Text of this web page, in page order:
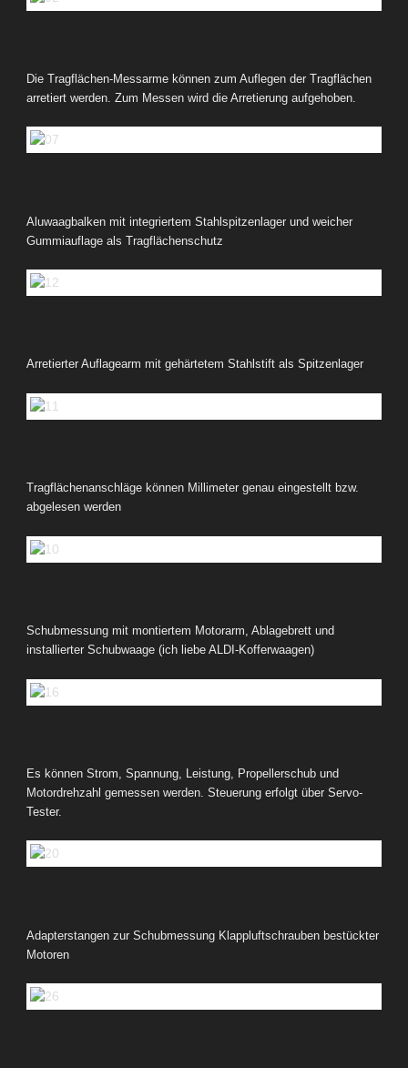
Die Tragflächen-Messarme können zum Auflegen der Tragflächen
arretiert werden. Zum Messen wird die Arretierung aufgehoben.
Aluwaagbalken mit integriertem Stahlspitzenlager und weicher
Gummiauflage als Tragflächenschutz
Arretierter Auflagearm mit gehärtetem Stahlstift als Spitzenlager
Tragflächenanschläge können Millimeter genau eingestellt bzw.
abgelesen werden
Schubmessung mit montiertem Motorarm, Ablagebrett und
installierter Schubwaage (ich liebe ALDI-Kofferwaagen)
Es können Strom, Spannung, Leistung, Propellerschub und
Motordrehzahl gemessen werden. Steuerung erfolgt über Servo-
Tester.
Adapterstangen zur Schubmessung Klappluftschrauben bestückter
Motoren